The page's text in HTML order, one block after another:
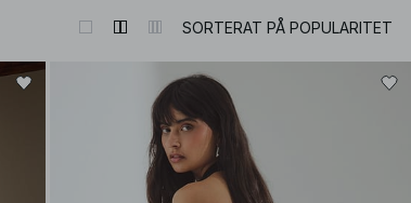
SORTERAT PÅ POPULARITET